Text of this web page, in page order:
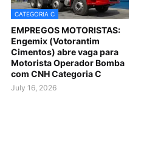
CATEGORIA C
EMPREGOS MOTORISTAS:
Engemix (Votorantim
Cimentos) abre vaga para
Motorista Operador Bomba
com CNH Categoria C
July 16, 2026